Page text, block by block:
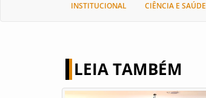
INSTITUCIONAL CIÊNCIA E SAÚDE
LEIA TAMBÉM